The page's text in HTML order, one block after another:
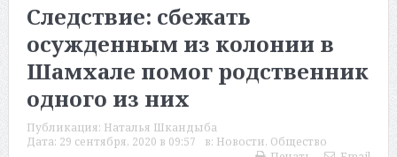
Следствие: сбежать
осужденным из колонии в
Шамхале помог родственник
одного из них
Публикация: Наталья Шкандыба
Дата: 29 сентября, 2020 в 09:57 в: Новости, Общество